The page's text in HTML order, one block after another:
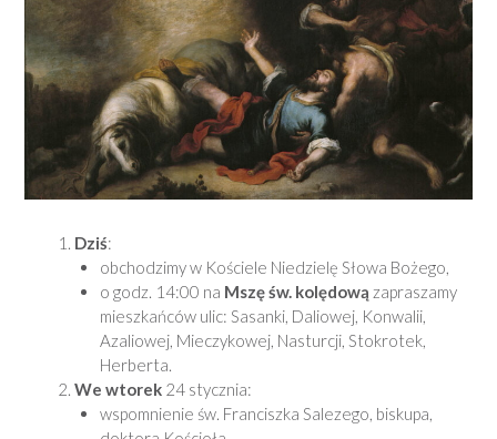
Dziś:
obchodzimy w Kościele Niedzielę Słowa Bożego,
o godz. 14:00 na Mszę św. kolędową zapraszamy
mieszkańców ulic: Sasanki, Daliowej, Konwalii,
Azaliowej, Mieczykowej, Nasturcji, Stokrotek,
Herberta.
We wtorek 24 stycznia:
wspomnienie św. Franciszka Salezego, biskupa,